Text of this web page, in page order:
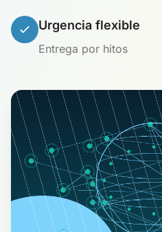
Urgencia flexible
Entrega por hitos